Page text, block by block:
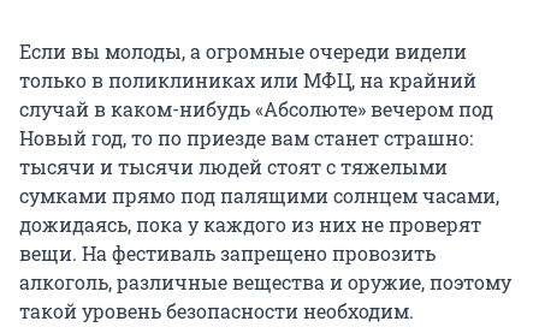
Если вы молоды, а огромные очереди видели
только в поликлиниках или МФЦ, на крайний
случай в каком-нибудь «Абсолюте» вечером под
Новый год, то по приезде вам станет страшно:
тысячи и тысячи людей стоят с тяжелыми
сумками прямо под палящими солнцем часами,
дожидаясь, пока у каждого из них не проверят
вещи. На фестиваль запрещено провозить
алкоголь, различные вещества и оружие, поэтому
такой уровень безопасности необходим.